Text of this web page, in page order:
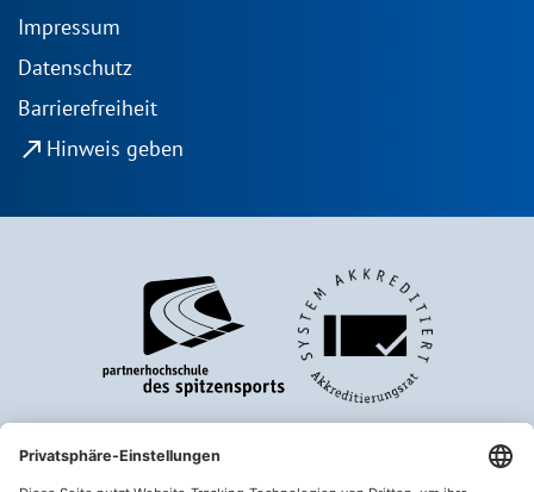
Impressum
Datenschutz
Barrierefreiheit
north_east Hinweis geben